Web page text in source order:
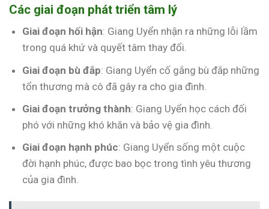
Các giai đoạn phát triển tâm lý
Giai đoạn hối hận: Giang Uyển nhận ra những lỗi lầm
trong quá khứ và quyết tâm thay đổi.
Giai đoạn bù đắp: Giang Uyển cố gắng bù đắp những
tổn thương mà cô đã gây ra cho gia đình.
Giai đoạn trưởng thành: Giang Uyển học cách đối
phó với những khó khăn và bảo vệ gia đình.
Giai đoạn hạnh phúc: Giang Uyển sống một cuộc
đời hạnh phúc, được bao bọc trong tình yêu thương
của gia đình.